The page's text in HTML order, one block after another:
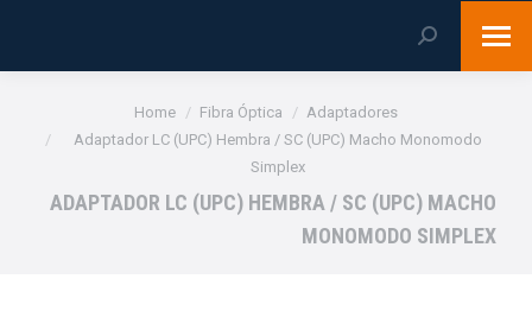
Search:
You are here:Home Fibra Óptica
Adaptadores
Adaptador LC (UPC) Hembra / SC (UPC) Macho Monomodo
Simplex
ADAPTADOR LC (UPC) HEMBRA / SC (UPC) MACHO
MONOMODO SIMPLEX